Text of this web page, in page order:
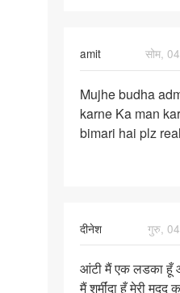
amit
सोम,
Mujhe
budha
admi
Mujhe budha
karne Ka man
bimari hai plz
दीनेश
गुरु,
आंटी
मैं
आंटी मैं एक लडका
मैं शर्मींदा हूँ मेरी मदद